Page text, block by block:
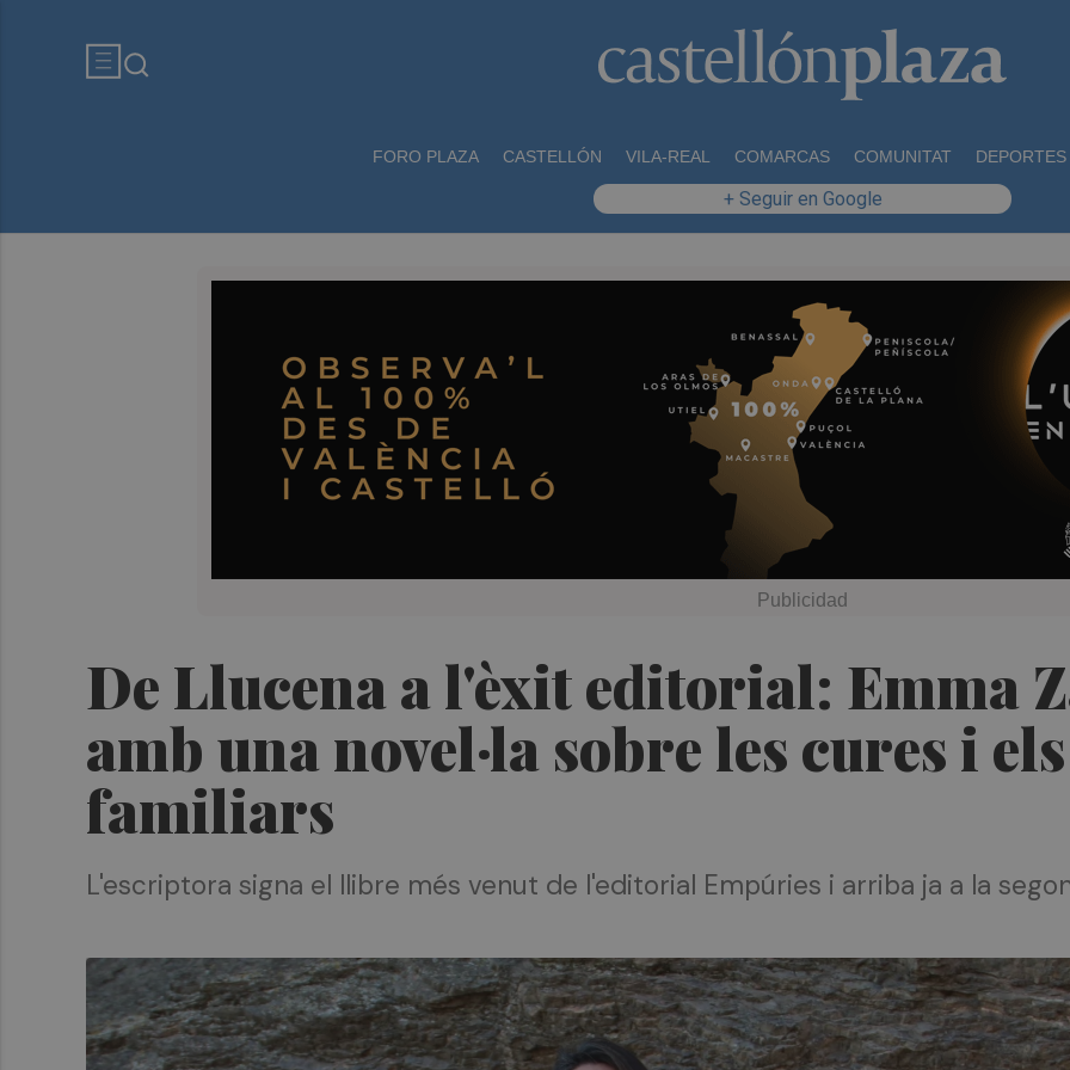
FORO PLAZA CASTELLÓN VILA-REAL COMARCAS COMUNITAT DEPORTES
+ Seguir en Google
De Llucena a l'èxit editorial: Emma
amb una novel·la sobre les cures i
familiars
L'escriptora signa el llibre més venut de l'editorial Empúries i arriba ja a la